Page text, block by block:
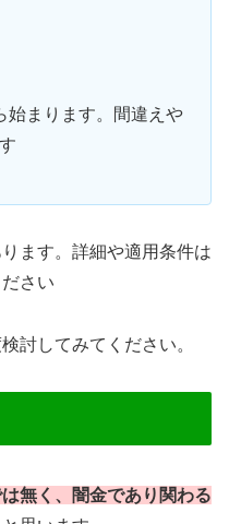
始まります。間違えや
ます。詳細や適用条件は
さい
討してみてください。
無く、闇金であり関わる